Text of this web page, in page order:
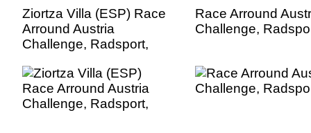
Ziortza Villa (ESP) Race
Arround Austria
Challenge, Radsport,
Race Arround
Challenge,